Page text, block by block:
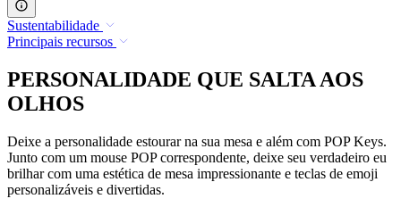
Sustentabilidade
Principais recursos
PERSONALIDADE QUE SALTA AOS
OLHOS
Deixe a personalidade estourar na sua mesa e além com POP Keys.
Junto com um mouse POP correspondente, deixe seu verdadeiro eu
brilhar com uma estética de mesa impressionante e teclas de emoji
personalizáveis e divertidas.